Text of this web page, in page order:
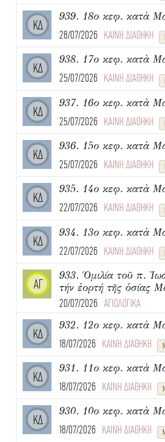
ΚΔ
939. 18ο κεφ. κατὰ
28/07/2026 ΚΑΙΝΗ ΔΙΑΘΗΚΗ
ΚΔ
938. 17ο κεφ. κατὰ
25/07/2026 ΚΑΙΝΗ ΔΙΑΘΗΚΗ
ΚΔ
937. 16ο κεφ. κατὰ
25/07/2026 ΚΑΙΝΗ ΔΙΑΘΗΚΗ
ΚΔ
936. 15ο κεφ. κατὰ
25/07/2026 ΚΑΙΝΗ ΔΙΑΘΗΚΗ
ΚΔ
935. 14ο κεφ. κατὰ
22/07/2026 ΚΑΙΝΗ ΔΙΑΘΗΚΗ
ΚΔ
934. 13ο κεφ. κατὰ
22/07/2026 ΚΑΙΝΗ ΔΙΑΘΗΚΗ
ΑΓ
933. Ὁμιλία τοῦ π.
τήν ἑορτή τῆς ὁσίας
20/07/2026 ΑΓΙΟΛΟΓΙΚΑ
ΚΔ
932. 12ο κεφ. κατὰ
18/07/2026 ΚΑΙΝΗ ΔΙΑΘΗΚΗ
ΚΔ
931. 11ο κεφ. κατὰ
18/07/2026 ΚΑΙΝΗ ΔΙΑΘΗΚΗ
ΚΔ
930. 10ο κεφ. κατὰ
18/07/2026 ΚΑΙΝΗ ΔΙΑΘΗΚΗ